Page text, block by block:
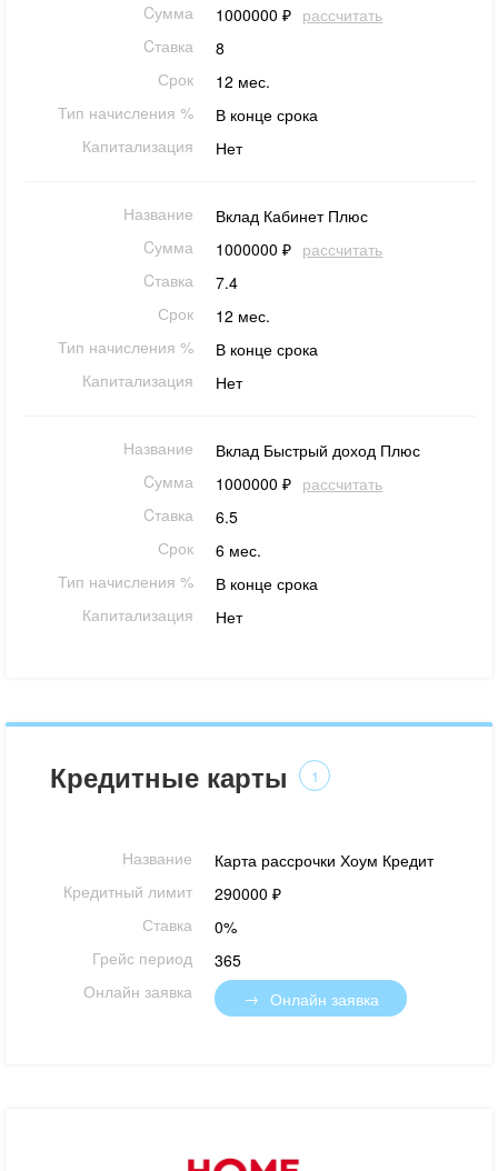
Cумма
1000000 ₽ рассчитать
Cтавка
8
Срок
12 мес.
Тип начисления %
В конце срока
Капитализация
Нет
Название
Вклад Кабинет Плюс
Cумма
1000000 ₽ рассчитать
Cтавка
7.4
Срок
12 мес.
Тип начисления %
В конце срока
Капитализация
Нет
Название
Вклад Быстрый доход Плюс
Cумма
1000000 ₽ рассчитать
Cтавка
6.5
Срок
6 мес.
Тип начисления %
В конце срока
Капитализация
Нет
Кредитные карты 1
Название
Карта рассрочки Хоум Кредит
Кредитный лимит
290000 ₽
Ставка
0%
Грейс период
365
Онлайн заявка
Онлайн заявка